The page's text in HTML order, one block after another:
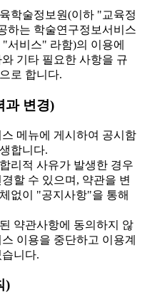
학술정보원(이하 "교육정
하는 학술연구정보서비스
서비스" 라함)의 이용에
기타 필요한 사항을 규
로 합니다.
과 변경)
메뉴에 게시하여 공시함
합니다.
리적 사유가 발생한 경우
할 수 있으며, 약관을 변
없이 "공지사항"을 통해
약관사항에 동의하지 않
이용을 중단하고 이용계
니다.
)